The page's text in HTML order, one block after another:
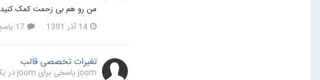
من رو هم بی زحمت کمک کنید
14 آذر 1391
تغیرات تخصصی قالب
joom پاسخی برای joom در یک موضوع ارسال کرد در